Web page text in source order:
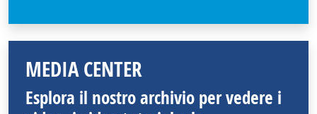
MEDIA CENTER
Esplora il nostro archivio per vedere i